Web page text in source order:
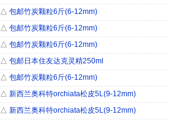
△ 包邮竹炭颗粒6斤(6-12mm)
△ 包邮竹炭颗粒6斤(6-12mm)
△ 包邮竹炭颗粒6斤(6-12mm)
△ 包邮日本住友达克灵精250ml
△ 包邮竹炭颗粒6斤(6-12mm)
△ 新西兰奥科特orchiata松皮5L(9-12mm)
△ 新西兰奥科特orchiata松皮5L(9-12mm)